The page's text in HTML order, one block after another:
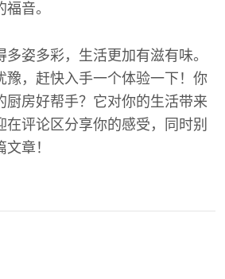
音。
姿多彩，生活更加有滋有味。
豫，赶快入手一个体验一下！你
厨房好帮手？它对你的生活带来
在评论区分享你的感受，同时别
章！